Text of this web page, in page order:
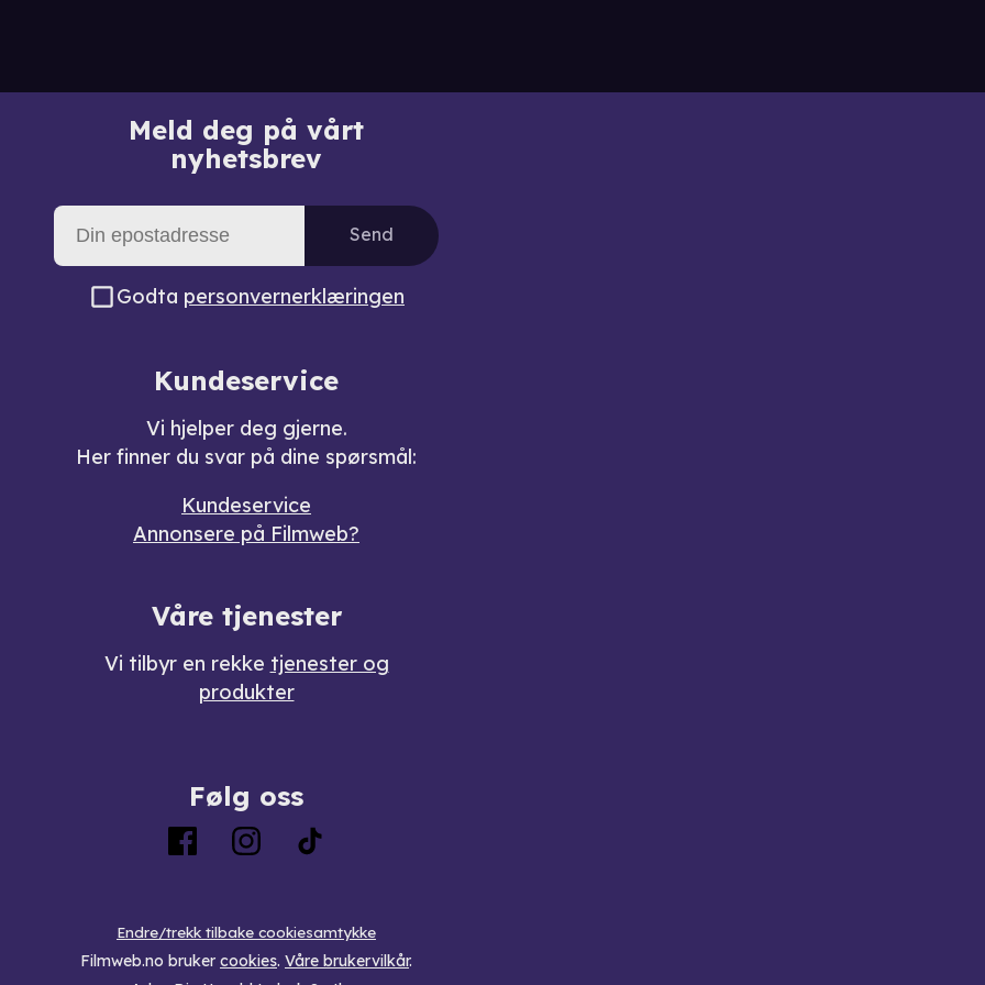
Meld deg på vårt
nyhetsbrev
Send
Godta personvernerklæringen
Kundeservice
Vi hjelper deg gjerne.
Her finner du svar på dine spørsmål:
Kundeservice
Annonsere på Filmweb?
Våre tjenester
Vi tilbyr en rekke tjenester og
produkter
Følg oss
Endre/trekk tilbake cookiesamtykke
Filmweb.no bruker cookies. Våre brukervilkår.